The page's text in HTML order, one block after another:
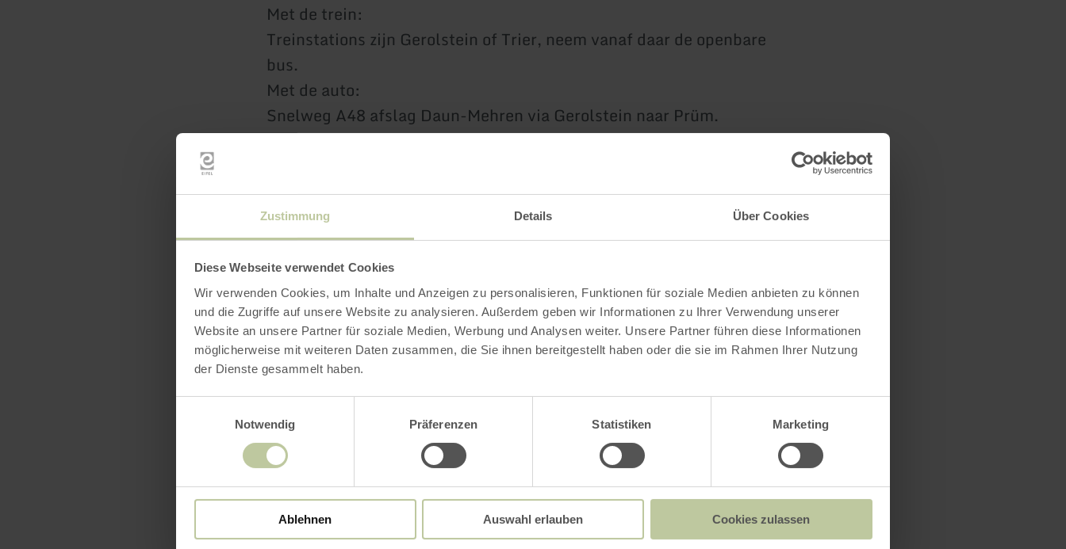
Zustimmung Details Über Cookies
Diese Webseite verwendet Cookies
Wir verwenden Cookies, um Inhalte und Anzeigen zu personalisieren, Funktionen für soziale Medien anbieten zu können
und die Zugriffe auf unsere Website zu analysieren. Außerdem geben wir Informationen zu Ihrer Verwendung unserer
Website an unsere Partner für soziale Medien, Werbung und Analysen weiter. Unsere Partner führen diese Informationen
möglicherweise mit weiteren Daten zusammen, die Sie ihnen bereitgestellt haben oder die sie im Rahmen Ihrer Nutzung
der Dienste gesammelt haben.
Notwendig
Präferenzen Statistiken Marketing
Ablehnen Auswahl erlauben Cookies zulassen
Met de trein:
Treinstations zijn Gerolstein of Trier, neem vanaf daar de openbare
bus.
Met de auto:
Snelweg A48 afslag Daun-Mehren via Gerolstein naar Prüm.
Meer informatie
Uitrustingskenmerken
Zegels / certificaten
Downloads